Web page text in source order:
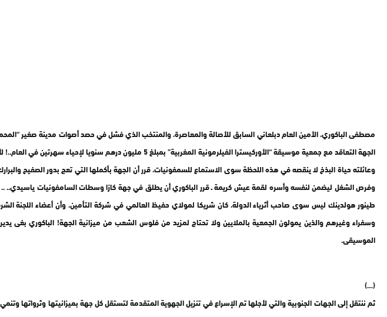
مصطفى الباكوري، الأمين العام دبلعاني السابق للأصالة والمعاصرة، والمنتخب الذي فشل في حصد أصوات مدينة صغير
الجهة التعاقد مع جمعية موسيقة “الأوركيسترا الفيلرمونية
وعائلته حياة البذخ لا ينقصه في هذه اللحظة سوى الاستماع للسمفونيات، قرر أن الجهة بأكملها التي تعج بدور الصفيح
طينور هولدينك ليس سوى صاحب أثرياء الدولة، كان شريكا لمولاي حفيظ العالمي في شركة التأمين، وأن أعضاء اللجنة
وسفراء وغيرهم والذين يمولون الجمعية بالملايين ولا تحتاج لمزيد من فلوس الشعب من ميزانية الجهة! الباكوري
الموسيقى.
(…)
ثم ننتقل إلى الجهات الجنوبية والتي لأجلها تم الإسراع في تنزيل الجهوية المتقدمة لتستقل كل جهة بميزانيتها